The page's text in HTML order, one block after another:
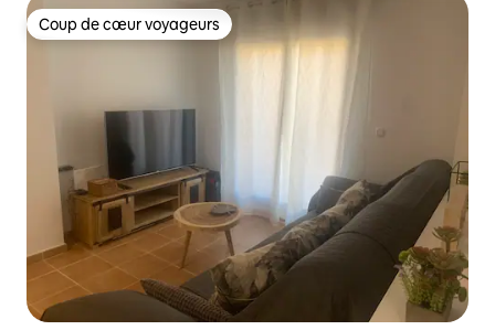
Coup de cœur voyageurs
Coup de cœur voyageurs